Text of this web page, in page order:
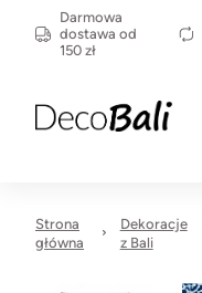
Darmowa
dostawa od
150 zł
Strona
główna
Dekoracje
z Bali